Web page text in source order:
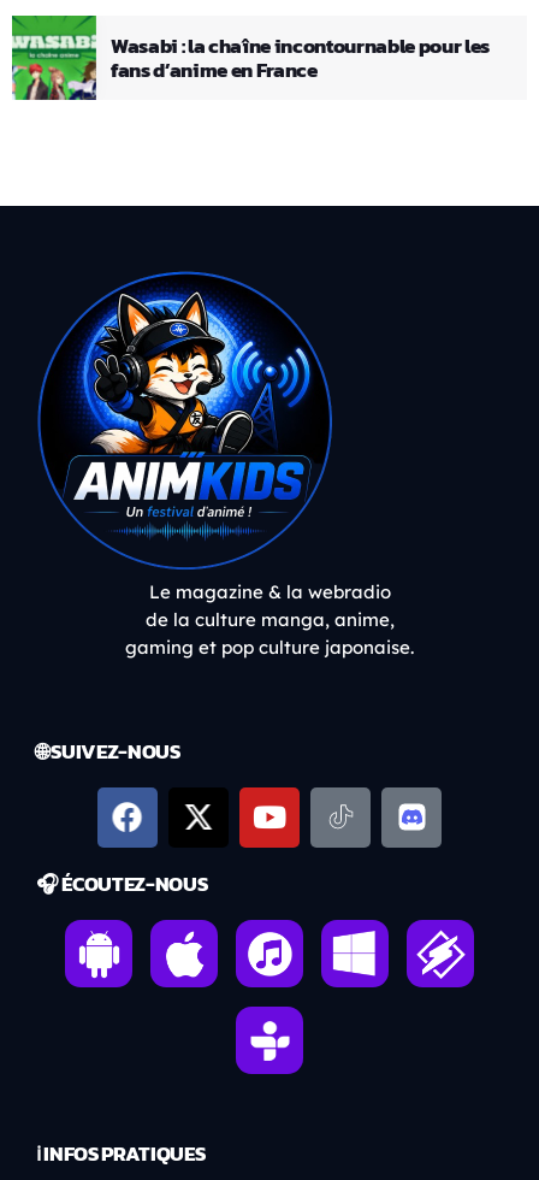
Wasabi : la chaîne incontournable pour les
fans d’anime en France
Le magazine & la webradio
de la culture manga, anime,
gaming et pop culture japonaise.
🌐 SUIVEZ-NOUS
🎧 ÉCOUTEZ-NOUS
ℹ️ INFOS PRATIQUES